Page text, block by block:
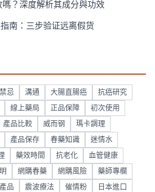
？深度解析其成分與功效
南：三步验证远离假货
忌 溝通 大腸直腸癌 抗癌研究
線上藥局 正品保障 初次使用
產品比較 威而钢 瑪卡調理
產品保存 春藥知識 迷情水
藥效時間 抗老化 血管健康
網購春藥 網購風險 藥師專欄
品 震波療法 催情粉 日本進口